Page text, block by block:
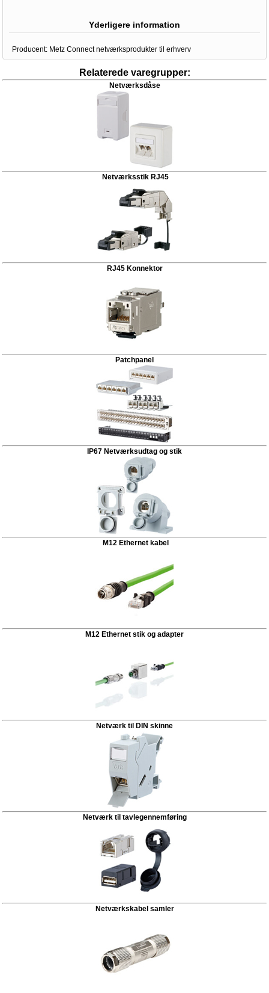
Yderligere information
Producent: Metz Connect netværksprodukter til erhverv
Relaterede varegrupper:
Netværksdåse
Netværksstik RJ45
RJ45 Konnektor
Patchpanel
IP67 Netværksudtag og stik
M12 Ethernet kabel
M12 Ethernet stik og adapter
Netværk til DIN skinne
Netværk til tavlegennemføring
Netværkskabel samler